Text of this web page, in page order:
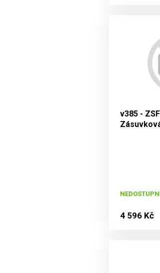
v385 -
4 596 Kč